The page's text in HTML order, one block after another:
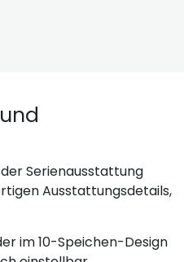
Serienausstattung
Ausstattungsdetails,
im 10-Speichen-Design